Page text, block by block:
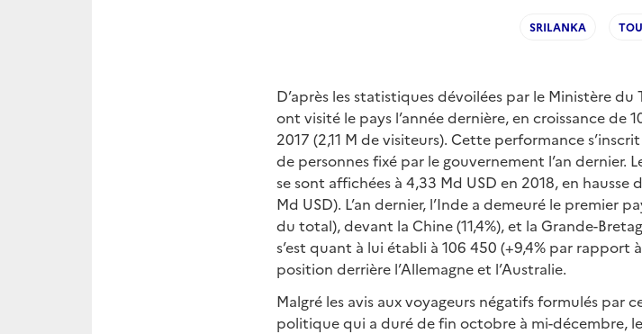
SRILANKA
D’après les statistiques dévoilées par le Ministère
ont visité le pays l’année dernière, en croissance de
2017 (2,11 M de visiteurs). Cette performance
de personnes fixé par le gouvernement l’an dernier.
se sont affichées à 4,33 Md USD en 2018, en hausse
Md USD). L’an dernier, l’Inde a demeuré le premier
du total), devant la Chine (11,4%), et la Grande-
s’est quant à lui établi à 106 450 (+9,4% par rapport
position derrière l’Allemagne et l’Australie.
Malgré les avis aux voyageurs négatifs formulés par
politique qui a duré de fin octobre à mi-décembre,